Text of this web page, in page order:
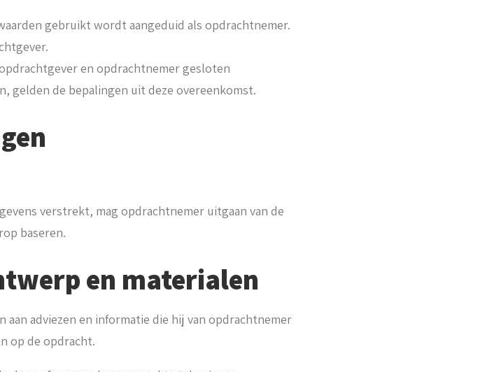
gebruikt wordt aangeduid als opdrachtnemer.
en opdrachtnemer gesloten
gelden de bepalingen uit deze overeenkomst.
verstrekt, mag opdrachtnemer uitgaan van de
baseren.
en materialen
adviezen en informatie die hij van opdrachtnemer
op de opdracht.